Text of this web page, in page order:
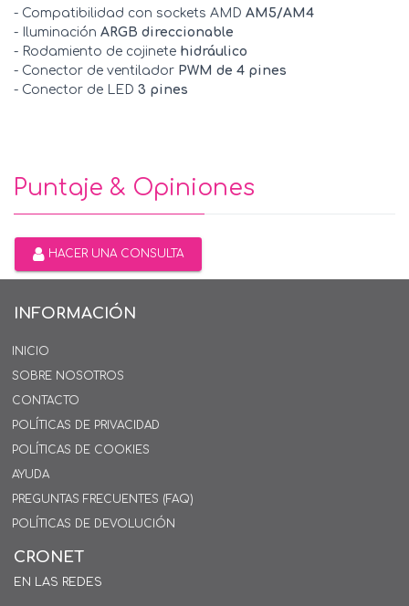
- Compatibilidad con sockets AMD AM5/AM4
- Iluminación ARGB direccionable
- Rodamiento de cojinete hidráulico
- Conector de ventilador PWM de 4 pines
- Conector de LED 3 pines
Puntaje & Opiniones
HACER UNA CONSULTA
INFORMACIÓN
INICIO
SOBRE NOSOTROS
CONTACTO
POLÍTICAS DE PRIVACIDAD
POLÍTICAS DE COOKIES
AYUDA
PREGUNTAS FRECUENTES (FAQ)
POLÍTICAS DE DEVOLUCIÓN
CRONET
EN LAS REDES